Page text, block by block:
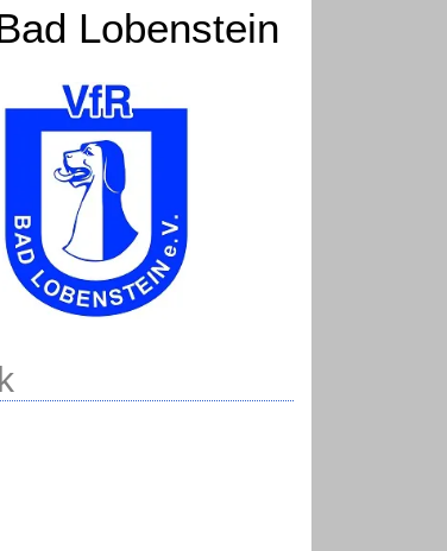
Lobenstein